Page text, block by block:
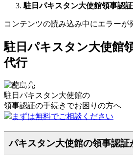
駐日パキスタン大使館領事認
コンテンツの読み込み中にエラーが
駐日パキスタン大使館
代行
駐日パキスタン大使館の
領事認証の手続きでお困りの方へ
まずは無料でご相談ください
パキスタン大使館の領事認証